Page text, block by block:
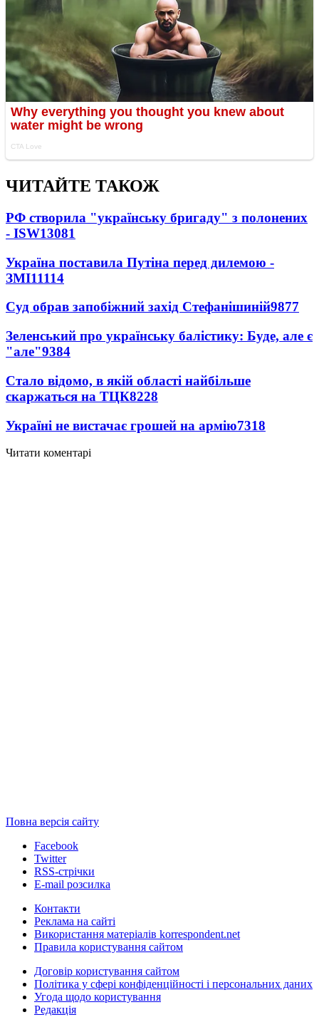
ЧИТАЙТЕ ТАКОЖ
РФ створила "українську бригаду" з полонених
- ISW13081
Україна поставила Путіна перед дилемою -
ЗМІ11114
Суд обрав запобіжний захід Стефанішиній9877
Зеленський про українську балістику: Буде, але є
"але"9384
Стало відомо, в якій області найбільше
скаржаться на ТЦК8228
Україні не вистачає грошей на армію7318
Читати коментарі
Повна версія сайту
Facebook
Twitter
RSS-стрічки
E-mail розсилка
Контакти
Реклама на сайті
Використання матеріалів korrespondent.net
Правила користування сайтом
Договір користування сайтом
Політика у сфері конфіденційності і персональних даних
Угода щодо користування
Редакція